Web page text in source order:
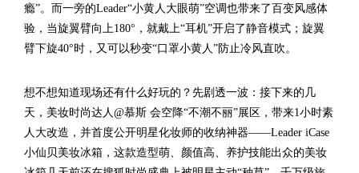
瘾”。而一旁的Leader“小黄人大眼萌”空调也带来了百变风感体
验，当旋翼臂向上180°，就戴上“耳机”开启了静音模式；旋翼
臂下旋40°时，又可以秒变“口罩小黄人”防止冷风直吹。
想不想知道现场还有什么好玩的？先剧透一波：接下来的几
天，美妆时尚达人@慕斯 会空降“不潮不丽”展区，带来1小时素
人大改造，并首度公开明星化妆师的收纳神器——Leader iCase
小仙贝美妆冰箱，这款造型萌、颜值高、养护技能出众的美妆